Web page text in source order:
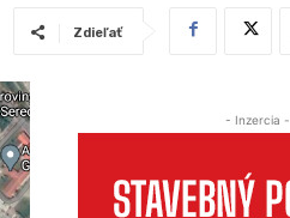
Zdieľať
- Inzercia -